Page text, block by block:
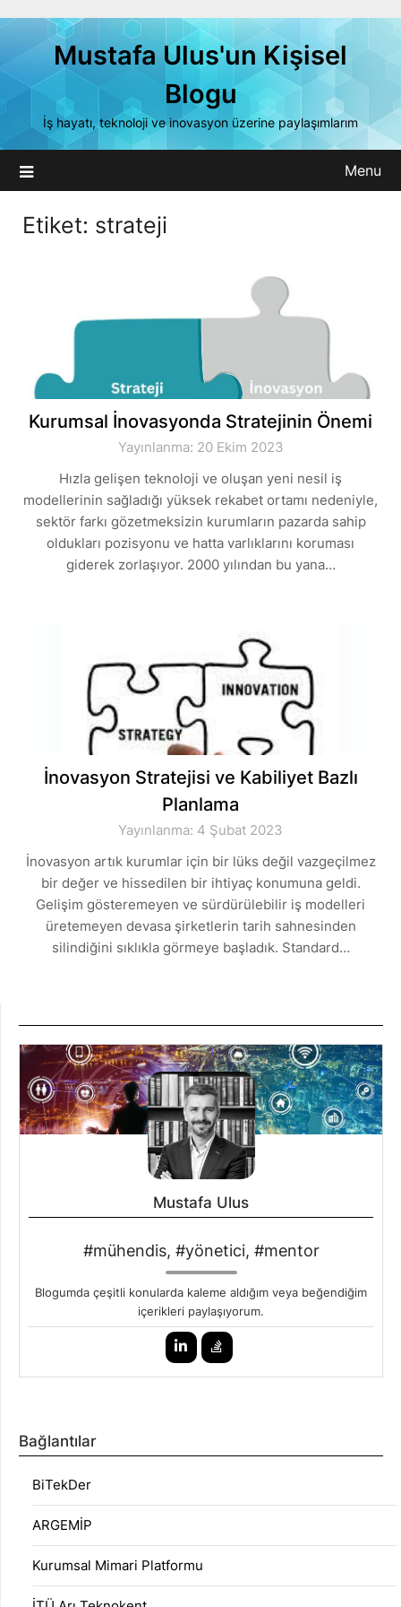
Mustafa Ulus'un Kişisel
Blogu
İş hayatı, teknoloji ve inovasyon üzerine paylaşımlarım
Menu
Etiket: strateji
Kurumsal İnovasyonda Stratejinin Önemi
Yayınlanma: 20 Ekim 2023
Hızla gelişen teknoloji ve oluşan yeni nesil iş
modellerinin sağladığı yüksek rekabet ortamı nedeniyle,
sektör farkı gözetmeksizin kurumların pazarda sahip
oldukları pozisyonu ve hatta varlıklarını koruması
giderek zorlaşıyor. 2000 yılından bu yana…
İnovasyon Stratejisi ve Kabiliyet Bazlı
Planlama
Yayınlanma: 4 Şubat 2023
İnovasyon artık kurumlar için bir lüks değil vazgeçilmez
bir değer ve hissedilen bir ihtiyaç konumuna geldi.
Gelişim gösteremeyen ve sürdürülebilir iş modelleri
üretemeyen devasa şirketlerin tarih sahnesinden
silindiğini sıklıkla görmeye başladık. Standard…
Mustafa Ulus
#mühendis, #yönetici, #mentor
Blogumda çeşitli konularda kaleme aldığım veya beğendiğim
içerikleri paylaşıyorum.
Bağlantılar
BiTekDer
ARGEMİP
Kurumsal Mimari Platformu